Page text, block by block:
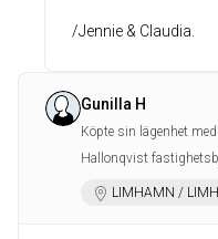
/Jennie & Claudia.
Gunilla H
Köpte sin lägenhet
Hallonqvist
LIMHAMN /